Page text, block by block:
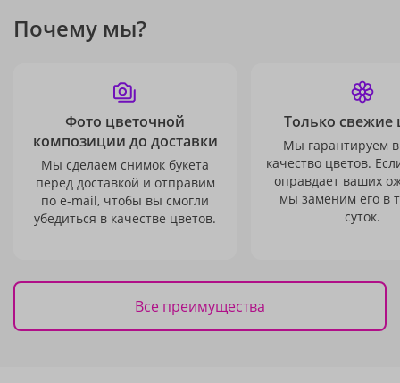
Почему мы?
Фото цветочной
композиции до доставки
Мы сделаем снимок букета
перед доставкой и отправим
по e-mail, чтобы вы смогли
убедиться в качестве цветов.
Только свежие
Мы гарантируем
качество цветов.
оправдает ваших
мы заменим его в
суток.
Все преимущества